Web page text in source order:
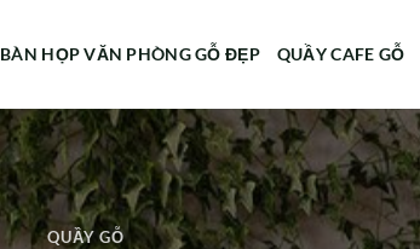
BÀN HỌP VĂN PHÒNG GỖ ĐẸP QUẦY CAFE GỖ
QUẦY GỖ